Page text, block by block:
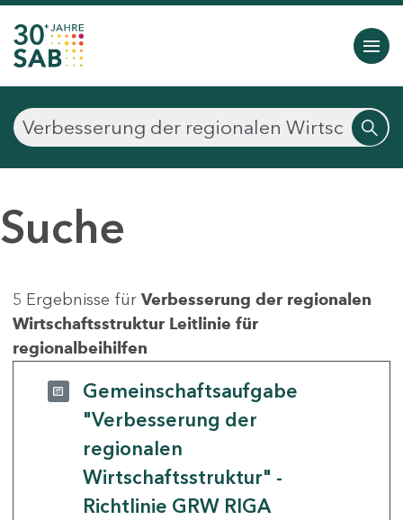
Suche
5 Ergebnisse für Verbesserung der regionalen
Wirtschaftsstruktur Leitlinie für
regionalbeihilfen
Gemeinschaftsaufgabe
"Verbesserung der
regionalen
Wirtschaftsstruktur" -
Richtlinie GRW RIGA